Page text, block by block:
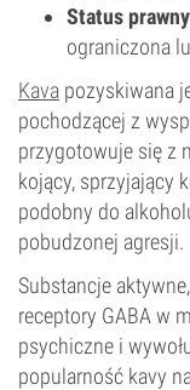
Status
ograniczona
Kava pozyskiwana
pochodzącej z
przygotowuje się z
kojący, sprzyjający
podobny do
pobudzonej agresji.
Substancje
receptory GABA w
psychiczne i
popularność kavy